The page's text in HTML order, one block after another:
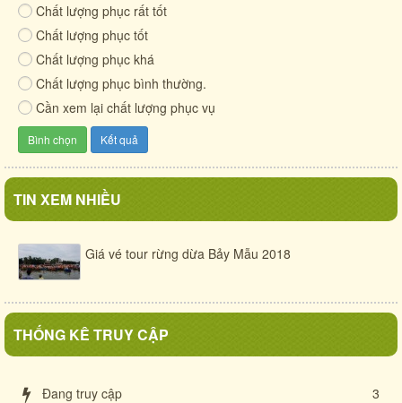
Cuộc sống quê xưa
Cẩm Thanh - mảnh đất anh hùng
Chất lượng phục rất tốt
Chất lượng phục tốt
Chất lượng phục khá
Chất lượng phục bình thường.
Cần xem lại chất lượng phục vụ
TIN XEM NHIỀU
Giá vé tour rừng dừa Bảy Mẫu 2018
THỐNG KÊ TRUY CẬP
Đang truy cập 3